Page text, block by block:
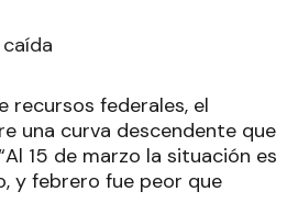
recursos federales, el
una curva descendente que
15 de marzo la situación es
y febrero fue peor que